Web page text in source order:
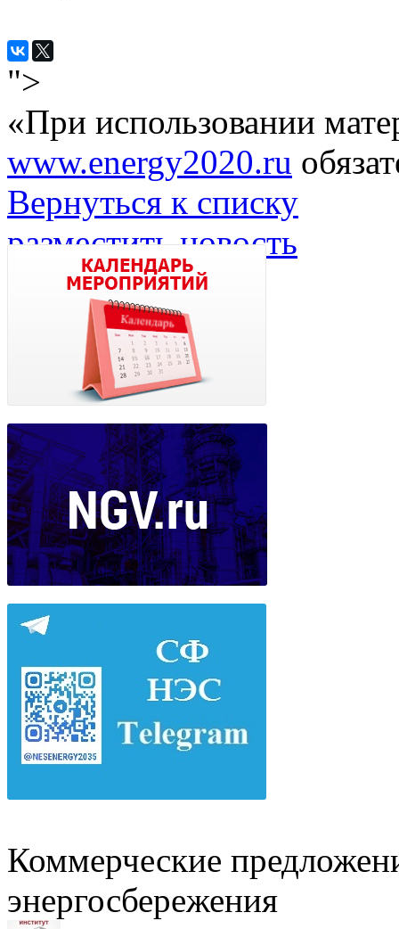
">
«При использовании
www.energy2020.ru
Вернуться к списку
разместить новость
Коммерческие
энергосбережения